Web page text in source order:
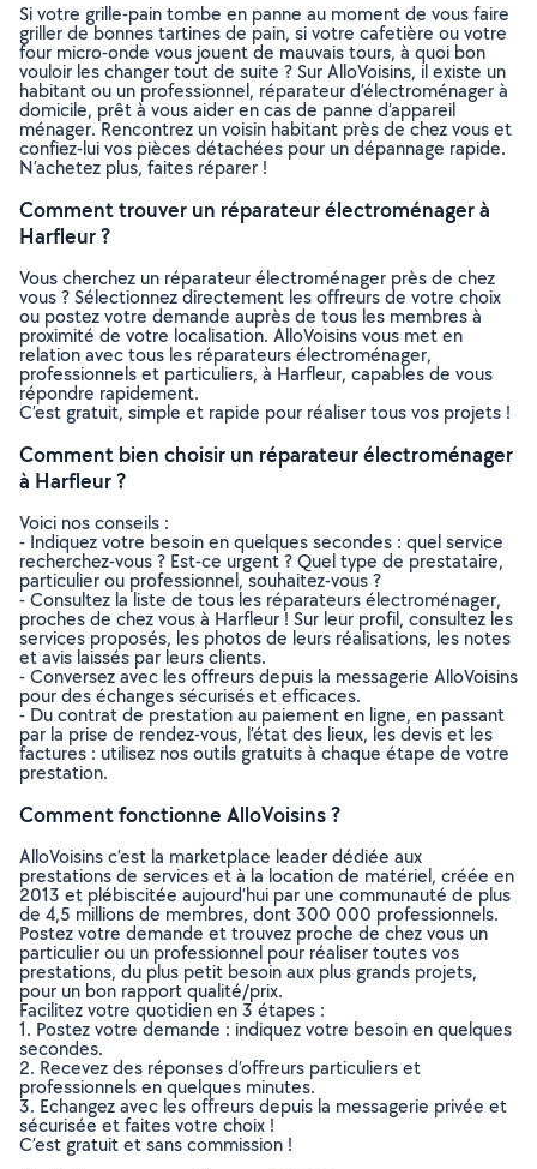
Si votre grille-pain tombe en panne au moment de vous faire
griller de bonnes tartines de pain, si votre cafetière ou votre
four micro-onde vous jouent de mauvais tours, à quoi bon
vouloir les changer tout de suite ? Sur AlloVoisins, il existe un
habitant ou un professionnel, réparateur d’électroménager à
domicile, prêt à vous aider en cas de panne d’appareil
ménager. Rencontrez un voisin habitant près de chez vous et
confiez-lui vos pièces détachées pour un dépannage rapide.
N’achetez plus, faites réparer !
Comment trouver un réparateur électroménager à
Harfleur ?
Vous cherchez un réparateur électroménager près de chez
vous ? Sélectionnez directement les offreurs de votre choix
ou postez votre demande auprès de tous les membres à
proximité de votre localisation. AlloVoisins vous met en
relation avec tous les réparateurs électroménager,
professionnels et particuliers, à Harfleur, capables de vous
répondre rapidement.
C’est gratuit, simple et rapide pour réaliser tous vos projets !
Comment bien choisir un réparateur électroménager
à Harfleur ?
Voici nos conseils :
- Indiquez votre besoin en quelques secondes : quel service
recherchez-vous ? Est-ce urgent ? Quel type de prestataire,
particulier ou professionnel, souhaitez-vous ?
- Consultez la liste de tous les réparateurs électroménager,
proches de chez vous à Harfleur ! Sur leur profil, consultez les
services proposés, les photos de leurs réalisations, les notes
et avis laissés par leurs clients.
- Conversez avec les offreurs depuis la messagerie AlloVoisins
pour des échanges sécurisés et efficaces.
- Du contrat de prestation au paiement en ligne, en passant
par la prise de rendez-vous, l’état des lieux, les devis et les
factures : utilisez nos outils gratuits à chaque étape de votre
prestation.
Comment fonctionne AlloVoisins ?
AlloVoisins c’est la marketplace leader dédiée aux
prestations de services et à la location de matériel, créée en
2013 et plébiscitée aujourd’hui par une communauté de plus
de 4,5 millions de membres, dont 300 000 professionnels.
Postez votre demande et trouvez proche de chez vous un
particulier ou un professionnel pour réaliser toutes vos
prestations, du plus petit besoin aux plus grands projets,
pour un bon rapport qualité/prix.
Facilitez votre quotidien en 3 étapes :
1. Postez votre demande : indiquez votre besoin en quelques
secondes.
2. Recevez des réponses d’offreurs particuliers et
professionnels en quelques minutes.
3. Echangez avec les offreurs depuis la messagerie privée et
sécurisée et faites votre choix !
C’est gratuit et sans commission !